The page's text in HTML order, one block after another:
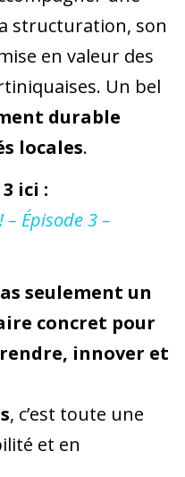
structuration, son
en valeur des
Un bel
durable
locales.
ici :
– Épisode 3 –
seulement un
concret pour
innover et
, c’est toute une
et en